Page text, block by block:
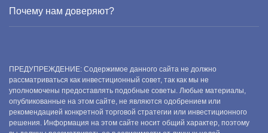
Почему нам доверяют?
ПРЕДУПРЕЖДЕНИЕ: Содержимое данного сайта не должно
рассматриваться как инвестиционный совет, так как мы не
уполномочены предоставлять подобные советы. Любые материалы,
опубликованные на этом сайте, не являются одобрением или
рекомендацией конкретной торговой стратегии или инвестиционного
решения. Информация на этом сайте носит общий характер, поэтому